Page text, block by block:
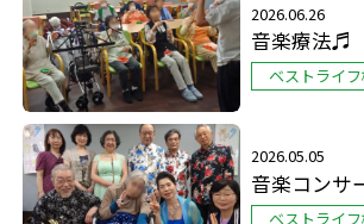
2026.06.26
音楽療法♬
ベストライ
2026.05.05
音楽コンサ
ベストライ